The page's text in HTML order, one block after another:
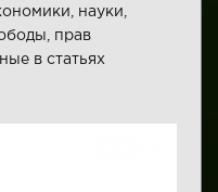
науки,
прав
в статьях